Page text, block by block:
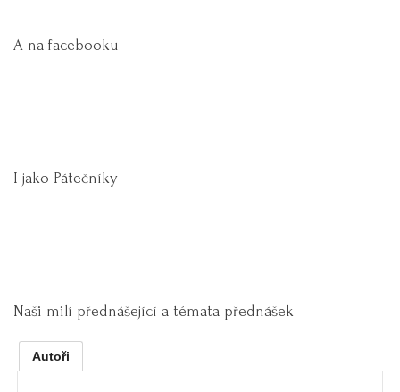
A na facebooku
I jako Pátečníky
Naši milí přednášející a témata přednášek
Autoři